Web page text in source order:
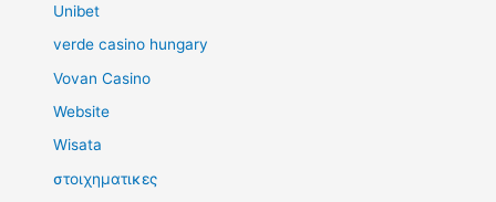
Unibet
verde casino hungary
Vovan Casino
Website
Wisata
στοιχηματικες